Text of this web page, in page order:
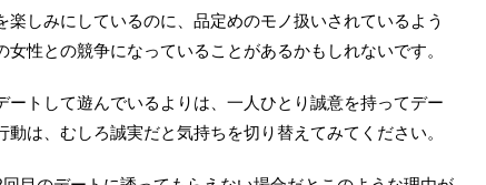
しみにしているのに、品定めのモノ扱いされているよう
性との競争になっていることがあるかもしれないです。
ートして遊んでいるよりは、一人ひとり誠意を持ってデー
は、むしろ誠実だと気持ちを切り替えてみてください。